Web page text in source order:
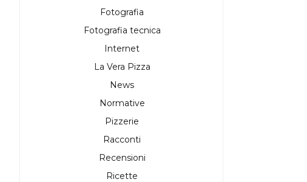
Fotografia
Fotografia tecnica
Internet
La Vera Pizza
News
Normative
Pizzerie
Racconti
Recensioni
Ricette